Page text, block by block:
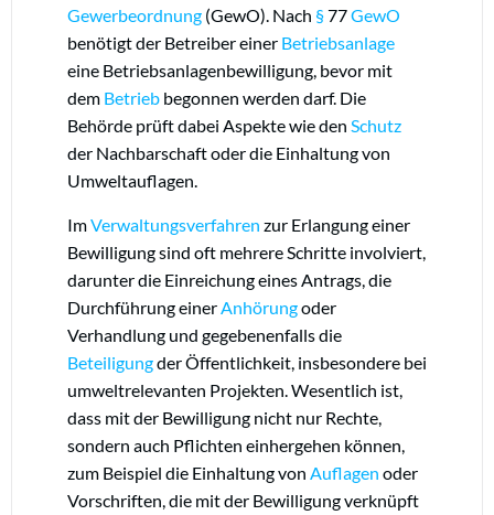
Gewerbeordnung (GewO). Nach §77GewO
benötigt der Betreiber einer Betriebsanlage
eine Betriebsanlagenbewilligung, bevor mit
dem Betrieb begonnen werden darf. Die
Behörde prüft dabei Aspekte wie den Schutz
der Nachbarschaft oder die Einhaltung von
Umweltauflagen.
ImVerwaltungsverfahren zur Erlangung einer
Bewilligung sind oft mehrere Schritte involviert,
darunter die Einreichung eines Antrags, die
Durchführung einer Anhörungoder
Verhandlung und gegebenenfalls die
Beteiligungder Öffentlichkeit, insbesondere bei
umweltrelevanten Projekten. Wesentlich ist,
dass mit der Bewilligung nicht nur Rechte,
sondern auch Pflichten einhergehen können,
zum Beispiel die Einhaltung von Auflagen oder
Vorschriften, die mit der Bewilligung verknüpft